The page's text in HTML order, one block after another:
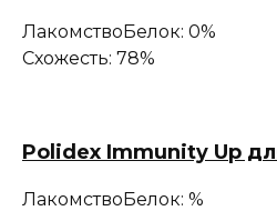
ЛакомствоБелок: 0%
Схожесть: 78%
Polidex Immunity Up
ЛакомствоБелок: %